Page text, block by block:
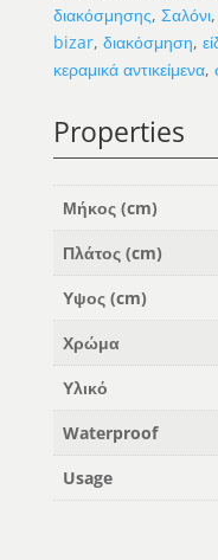
Grey
-
L
διακόσμησης, Σαλόνι,
bizar, διακόσμηση,
κεραμικά αντικείμενα,
Properties
Μήκος (cm)
Πλάτος (cm)
Υψος (cm)
Χρώμα
Υλικό
Waterproof
Usage